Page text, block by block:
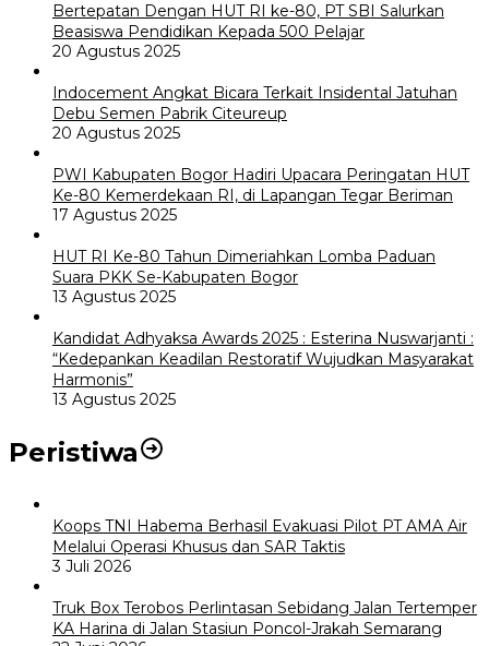
Bertepatan Dengan HUT RI ke-80, PT SBI Salurkan
Beasiswa Pendidikan Kepada 500 Pelajar
20 Agustus 2025
Indocement Angkat Bicara Terkait Insidental Jatuhan
Debu Semen Pabrik Citeureup
20 Agustus 2025
PWI Kabupaten Bogor Hadiri Upacara Peringatan HUT
Ke-80 Kemerdekaan RI, di Lapangan Tegar Beriman
17 Agustus 2025
HUT RI Ke-80 Tahun Dimeriahkan Lomba Paduan
Suara PKK Se-Kabupaten Bogor
13 Agustus 2025
Kandidat Adhyaksa Awards 2025 : Esterina Nuswarjanti :
“Kedepankan Keadilan Restoratif Wujudkan Masyarakat
Harmonis”
13 Agustus 2025
Peristiwa
Koops TNI Habema Berhasil Evakuasi Pilot PT AMA Air
Melalui Operasi Khusus dan SAR Taktis
3 Juli 2026
Truk Box Terobos Perlintasan Sebidang Jalan Tertemper
KA Harina di Jalan Stasiun Poncol-Jrakah Semarang